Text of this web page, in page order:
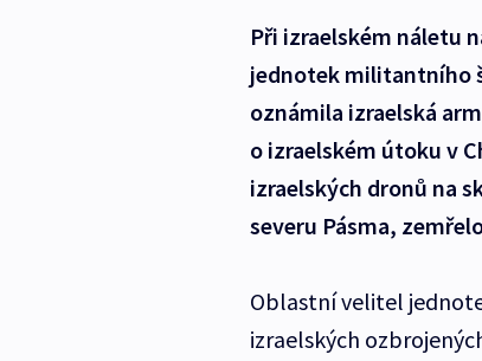
Při izraelském náletu
jednotek militantního
oznámila izraelská
o izraelském útoku v
izraelských dronů na
severu Pásma,
Oblastní velitel
izraelských